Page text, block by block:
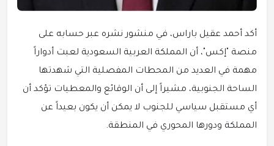
أكد أحمد عقيل باراس، في منشور نشره عبر حسابه على
منصة "إكس"، أن المملكة العربية السعودية لعبت أدواراً
مهمة في العديد من المحطات المفصلية التي شهدتها
الساحة الجنوبية، مشيراً إلى أن الوقائع والمعطيات تؤكد أن
أي مستقبل سياسي للجنوب لا يمكن أن يكون بعيداً عن
المملكة ودورها المحوري في المنطقة.